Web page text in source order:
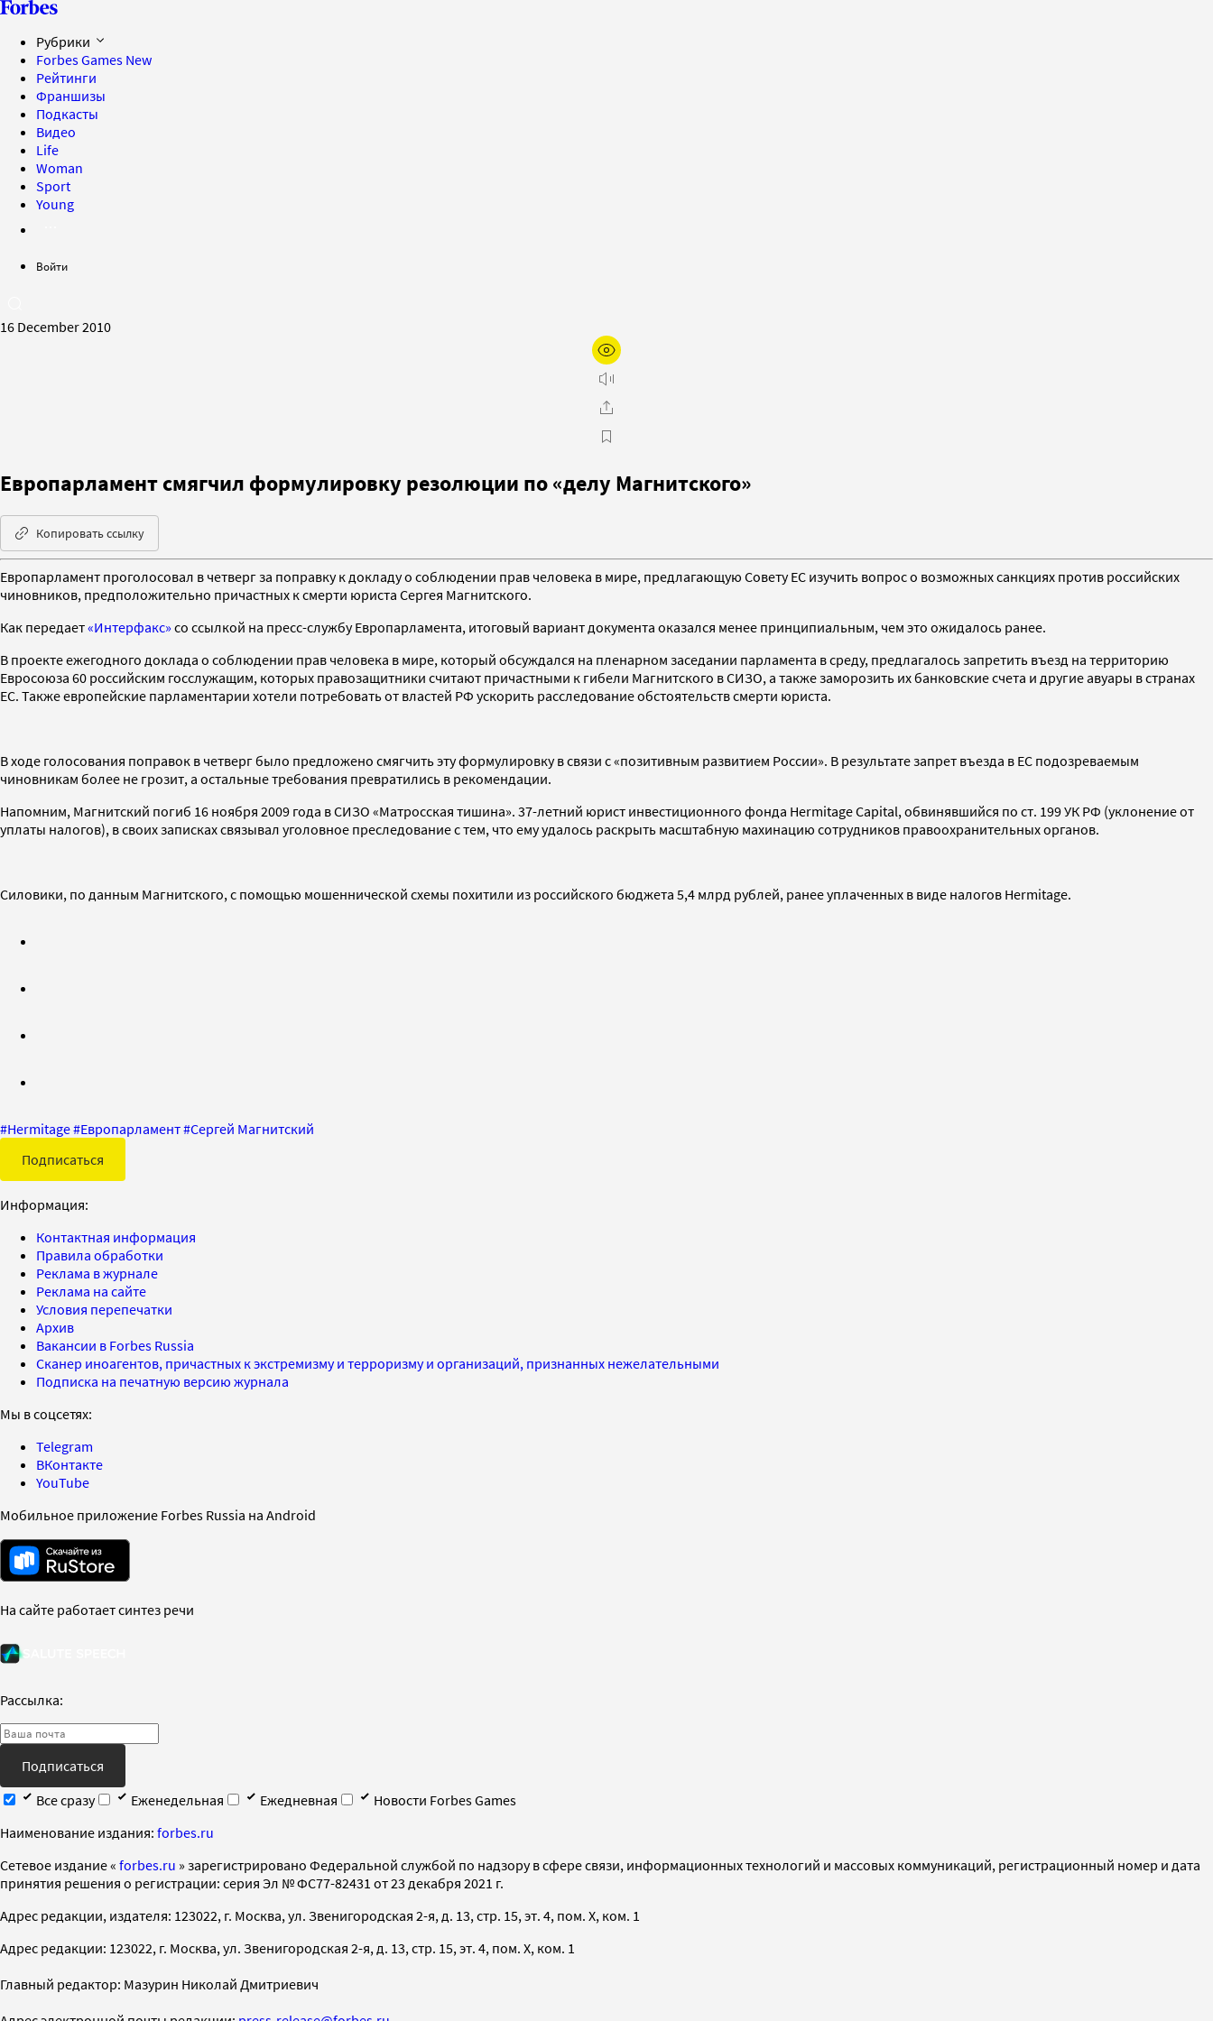
Рубрики
Forbes Games New
Рейтинги
Франшизы
Подкасты
Видео
Life
Woman
Sport
Young
Войти
16 December 2010
Европарламент смягчил формулировку резолюции по «делу Магнитского»
Копировать ссылку
Европарламент проголосовал в четверг за поправку к докладу о соблюдении прав человека в мире, предлагающую Совету ЕС изучить вопрос о возможных санкциях против российских
чиновников, предположительно причастных к смерти юриста Сергея Магнитского.
Как передает«Интерфакс» со ссылкой на пресс-службу Европарламента, итоговый вариант документа оказался менее принципиальным, чем это ожидалось ранее.
В проекте ежегодного доклада о соблюдении прав человека в мире, который обсуждался на пленарном заседании парламента в среду, предлагалось запретить въезд на территорию
Евросоюза 60 российским госслужащим, которых правозащитники считают причастными к гибели Магнитского в СИЗО, а также заморозить их банковские счета и другие авуары в странах
ЕС. Также европейские парламентарии хотели потребовать от властей РФ ускорить расследование обстоятельств смерти юриста.
В ходе голосования поправок в четверг было предложено смягчить эту формулировку в связи с «позитивным развитием России». В результате запрет въезда в ЕС подозреваемым
чиновникам более не грозит, а остальные требования превратились в рекомендации.
Напомним, Магнитский погиб 16 ноября 2009 года в СИЗО «Матросская тишина». 37-летний юрист инвестиционного фонда Hermitage Capital, обвинявшийся по ст. 199 УК РФ (уклонение от
уплаты налогов), в своих записках связывал уголовное преследование с тем, что ему удалось раскрыть масштабную махинацию сотрудников правоохранительных органов.
Силовики, по данным Магнитского, с помощью мошеннической схемы похитили из российского бюджета 5,4 млрд рублей, ранее уплаченных в виде налогов Hermitage.
#Hermitage#Европарламент#Сергей Магнитский
Подписаться
Информация:
Контактная информация
Правила обработки
Реклама в журнале
Реклама на сайте
Условия перепечатки
Архив
Вакансии в Forbes Russia
Сканер иноагентов, причастных к экстремизму и терроризму и организаций, признанных нежелательными
Подписка на печатную версию журнала
Мы в соцсетях:
Telegram
ВКонтакте
YouTube
Мобильное приложение Forbes Russia на Android
На сайте работает синтез речи
Рассылка:
Подписаться
Все сразу
Еженедельная Ежедневная
Новости Forbes Games
Наименование издания: forbes.ru
Cетевое издание « forbes.ru » зарегистрировано Федеральной службой по надзору в сфере связи, информационных технологий и массовых коммуникаций, регистрационный номер и дата
принятия решения о регистрации: серия Эл № ФС77-82431 от 23 декабря 2021 г.
Адрес редакции, издателя: 123022, г. Москва, ул. Звенигородская 2-я, д. 13, стр. 15, эт. 4, пом. X, ком. 1
Адрес редакции: 123022, г. Москва, ул. Звенигородская 2-я, д. 13, стр. 15, эт. 4, пом. X, ком. 1
Главный редактор: Мазурин Николай Дмитриевич